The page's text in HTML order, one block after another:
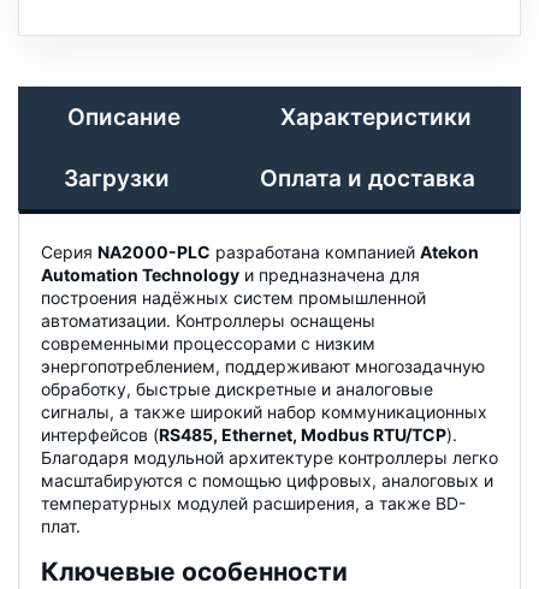
Описание Характеристики
Загрузки Оплата и доставка
Серия NA2000-PLC разработана компанией Atekon
Automation Technology и предназначена для
построения надёжных систем промышленной
автоматизации. Контроллеры оснащены
современными процессорами с низким
энергопотреблением, поддерживают многозадачную
обработку, быстрые дискретные и аналоговые
сигналы, а также широкий набор коммуникационных
интерфейсов (RS485, Ethernet, Modbus RTU/TCP).
Благодаря модульной архитектуре контроллеры легко
масштабируются с помощью цифровых, аналоговых и
температурных модулей расширения, а также BD-
плат.
Ключевые особенности